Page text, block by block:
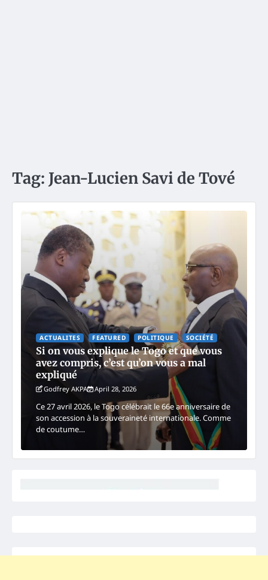
Tag: Jean-Lucien Savi de Tové
ACTUALITES FEATURED POLITIQUE SOCIÉTÉ
Si on vous explique le Togo et que vous
avez compris, c’est qu’on vous a mal
expliqué
Godfrey AKPA April 28, 2026
Ce 27 avril 2026, le Togo célébrait le 66e anniversaire de
son accession à la souveraineté internationale. Comme
de coutume…